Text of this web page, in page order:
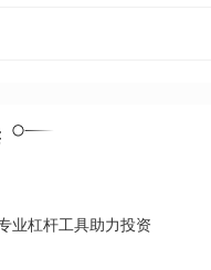
业杠杆工具助力投资